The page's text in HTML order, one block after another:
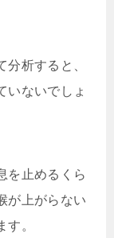
析すると、
いないでしょ
を止めるくら
が上がらない
。